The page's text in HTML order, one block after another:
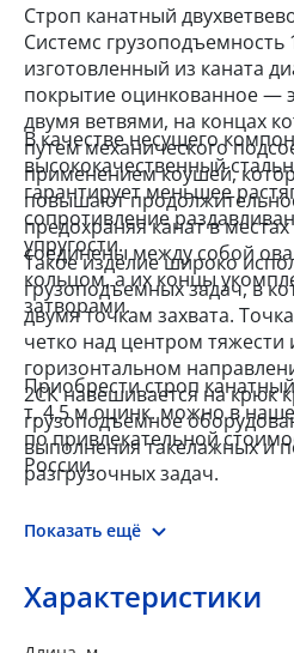
Строп канатный
Системс грузоподъемность
изготовленный из каната
покрытие оцинкованное —
двумя ветвями, на концах
путем механического
применением коушей,
повышают
предохраняя канат в
соединены между собой
кольцом, а их концы
затворами.
В качестве несущего
высококачественный
гарантирует меньшее
сопротивление
упругости.
Такое изделие широко
грузоподъемных задач, в
двумя точкам захвата.
четко над центром тяжести
горизонтальном
2СК навешивается на крюк
грузоподъемное
выполнения такелажных и
разгрузочных задач.
Приобрести строп
т, 4,5 м оцинк. можно в
по привлекательной
России.
Показать ещё
Характеристики